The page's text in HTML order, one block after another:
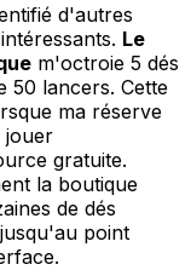
d'autres
Le
m'octroie 5 dés
50 lancers. Cette
ma réserve
jouer
gratuite.
la boutique
de dés
point